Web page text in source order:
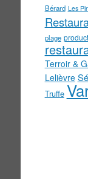
Bérard Les
plage
Terroir &
Lelièvre
Truffe